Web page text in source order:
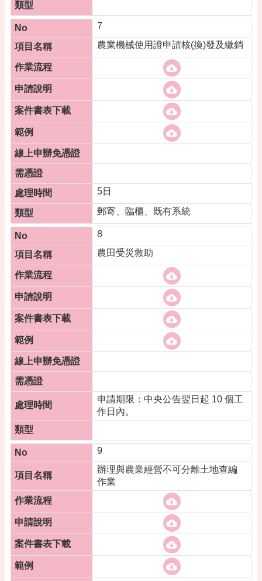
7
農業機械使用證申請核(換)發及繳銷
5日
郵寄、臨櫃、既有系統
8
農田受災救助
申請期限：中央公告翌日起 10 個工
作日內。
9
辦理與農業經營不可分離土地查編
作業